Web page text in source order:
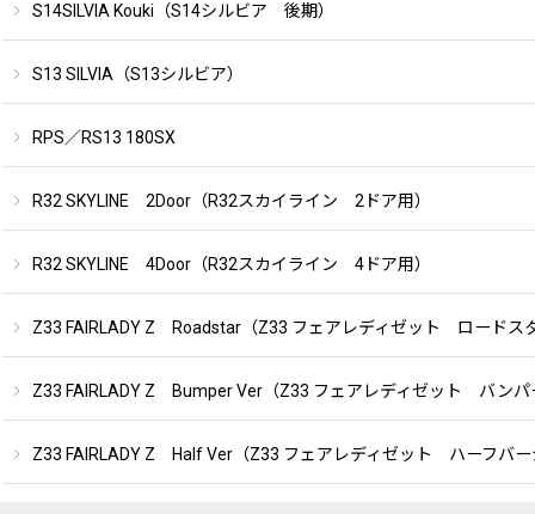
S14SILVIA Kouki（S14シルビア 後期）
S13 SILVIA（S13シルビア）
RPS／RS13 180SX
R32 SKYLINE 2Door（R32スカイライン 2ドア用）
R32 SKYLINE 4Door（R32スカイライン 4ドア用）
Z33 FAIRLADY Z Roadstar（Z33 フェアレディゼット ロードスタ
Z33 FAIRLADY Z Bumper Ver（Z33 フェアレディゼット バンパ
Z33 FAIRLADY Z Half Ver（Z33 フェアレディゼット ハーフバー